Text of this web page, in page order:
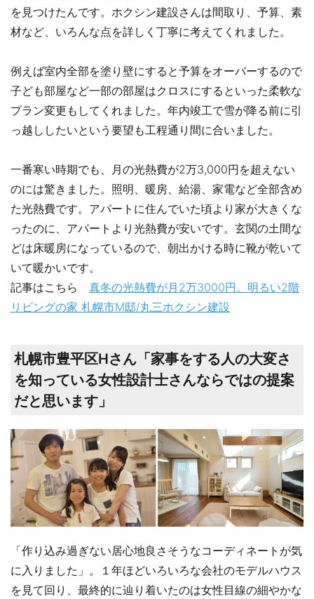
を見つけたんです。ホクシン建設さんは間取り、予算、素
材など、いろんな点を詳しく丁寧に考えてくれました。
例えば室内全部を塗り壁にすると予算をオーバーするので
子ども部屋など一部の部屋はクロスにするといった柔軟な
プラン変更もしてくれました。年内竣工で雪が降る前に引
っ越ししたいという要望も工程通り間に合いました。
一番寒い時期でも、月の光熱費が2万3,000円を超えない
のには驚きました。照明、暖房、給湯、家電など全部含め
た光熱費です。アパートに住んでいた頃より家が大きくな
ったのに、アパートより光熱費が安いです。玄関の土間な
どは床暖房になっているので、朝出かける時に靴が乾いて
いて暖かいです。
記事はこちら 真冬の光熱費が月2万3000円。明るい2階
リビングの家 札幌市М邸/丸三ホクシン建設
札幌市豊平区Hさん「家事をする人の大変さ
を知っている女性設計士さんならではの提案
だと思います」
「作り込み過ぎない居心地良さそうなコーディネートが気
に入りました」。１年ほどいろいろな会社のモデルハウス
を見て回り、最終的に辿り着いたのは女性目線の細やかな